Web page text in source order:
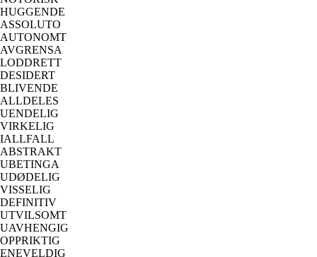
HUGGENDE
ASSOLUTO
AUTONOMT
AVGRENSA
LODDRETT
DESIDERT
BLIVENDE
ALLDELES
UENDELIG
VIRKELIG
IALLFALL
ABSTRAKT
UBETINGA
UDØDELIG
VISSELIG
DEFINITIV
UTVILSOMT
UAVHENGIG
OPPRIKTIG
ENEVELDIG